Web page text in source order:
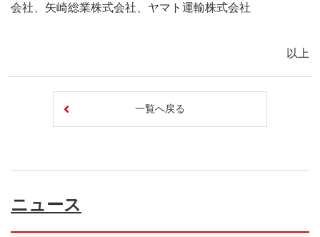
会社、矢崎総業株式会社、ヤマト運輸株式会社
以上
一覧へ戻る
ニュース